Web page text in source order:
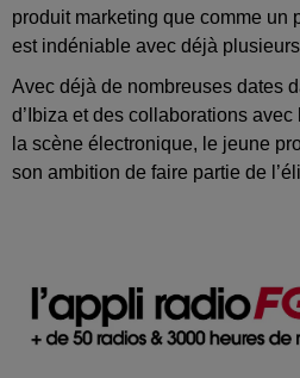
produit marketing que comme un
est indéniable avec déjà
Avec déjà de nombreuses dates
d’Ibiza et des collaborations
la scène électronique, le jeune
son ambition de faire partie de